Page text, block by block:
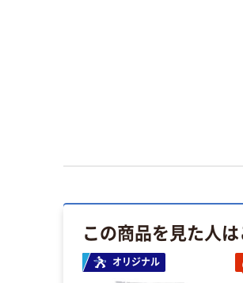
この商品を見た人
オリジナル